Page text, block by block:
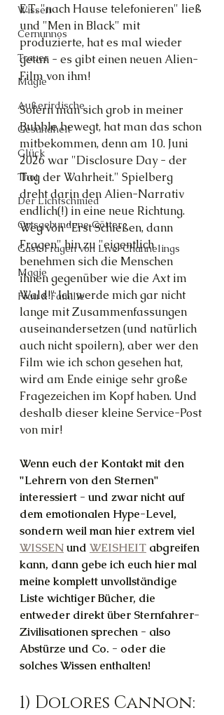
Wissen
Cernunnos
Trauer
Magie
Außerirdische
Gesundheit
Glück
Thot
Der Lichtschmied
Ortsgebundene Götter
Gast-Fragen von Live-Channelings
Magie
Frau & Familie
E.T. "nach Hause telefonieren" ließ
und "Men in Black" mit
produzierte, hat es mal wieder
getan - es gibt einen neuen Alien-
Film von ihm!
Sofern man sich grob in meiner
Bubble bewegt, hat man das schon
mitbekommen, denn am 10. Juni
2026 war "Disclosure Day - der
Tag der Wahrheit." Spielberg
dreht darin den Alien-Narrativ
endlich(!) in eine neue Richtung.
Weg von "Erst Schießen, dann
Fragen" hin zu "eigentlich
benehmen sich die Menschen
ihnen gegenüber wie die Axt im
Wald!" Ich werde mich gar nicht
lange mit Zusammenfassungen
auseinandersetzen (und natürlich
auch nicht spoilern), aber wer den
Film wie ich schon gesehen hat,
wird am Ende einige sehr große
Fragezeichen im Kopf haben. Und
deshalb dieser kleine Service-Post
von mir!
Wenn euch der Kontakt mit den
"Lehrern von den Sternen"
interessiert - und zwar nicht auf
dem emotionalen Hype-Level,
sondern weil man hier extrem viel
WISSEN und WEISHEIT abgreifen
kann, dann gebe ich euch hier mal
meine komplett unvollständige
Liste wichtiger Bücher, die
entweder direkt über Sternfahrer-
Zivilisationen sprechen - also
Abstürze und Co. - oder die
solches Wissen enthalten!
1) Dolores Cannon: